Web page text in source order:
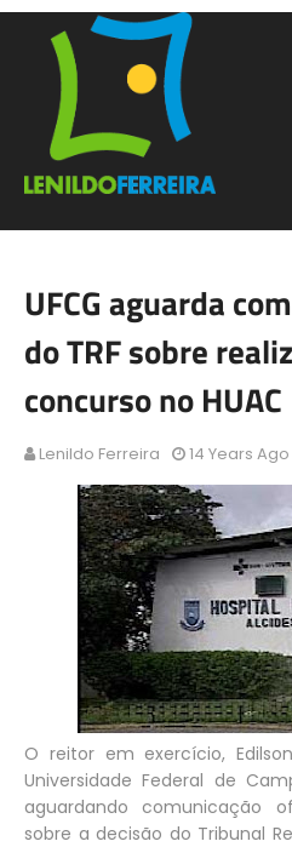
UFCG aguarda
do TRF sobre
concurso no HUAC
Lenildo Ferreira 14 Years Ago
O reitor em exercício,
Universidade Federal de
aguardando comunicação
sobre a decisão do Tribunal